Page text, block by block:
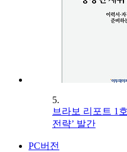
5.
브라보 리포트 1
전략’ 발간
PC버전